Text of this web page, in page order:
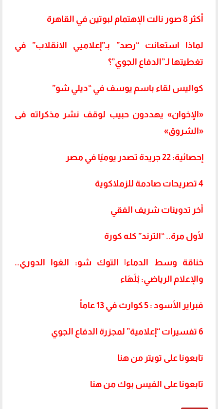
أكثر 8 صور نالت الإهتمام لبوتين في القاهرة
لماذا استعانت “رصد” بـ”إعلاميي الانقلاب” في
تغطيتها لـ”الدفاع الجوي”؟
كواليس لقاء باسم يوسف في “ديلي شو”
«الإخوان» يهددون حبيب لوقف نشر مذكراته فى
«الشروق»
إحصائية: 22 جريدة تصدر يوميًا في مصر
4 تصريحات صادمة للزملاكوية
أخر تدوينات شريف الفقي
لأول مرة.. “الترند” كله كورة
خناقة وسط الدماء| التوك شو: الغوا الدوري..
والإعلام الرياضي: بُلَهَاء
فبراير الأسود : 5 كوارث في 13 عاماً
6 تفسيرات “إعلامية” لمجزرة الدفاع الجوي
تابعونا على تويتر من هنا
تابعونا على الفيس بوك من هنا